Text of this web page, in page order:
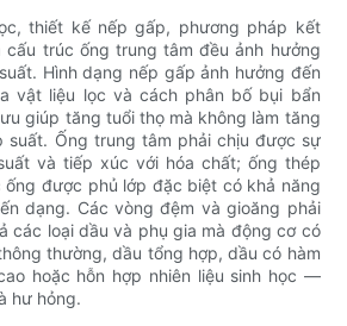
thiết kế nếp gấp, phương pháp kết
trúc ống trung tâm đều ảnh hưởng
Hình dạng nếp gấp ảnh hưởng đến
vật liệu lọc và cách phân bố bụi bẩn
giúp tăng tuổi thọ mà không làm tăng
suất. Ống trung tâm phải chịu được sự
và tiếp xúc với hóa chất; ống thép
ống được phủ lớp đặc biệt có khả năng
dạng. Các vòng đệm và gioăng phải
các loại dầu và phụ gia mà động cơ có
thường, dầu tổng hợp, dầu có hàm
hoặc hỗn hợp nhiên liệu sinh học —
hư hỏng.